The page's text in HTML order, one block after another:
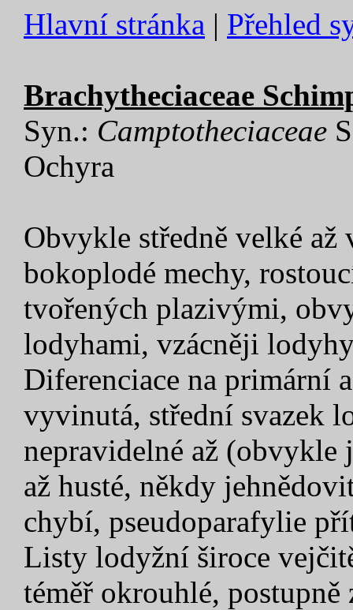
Hlavní stránka | Přehled
Brachytheciaceae
Syn.: Camptotheciaceae
Ochyra
Obvykle středně velké
bokoplodé mechy,
tvořených plazivými,
lodyhami, vzácněji
Diferenciace na primární
vyvinutá, střední svazek
nepravidelné až (obvykle
až husté, někdy
chybí, pseudoparafylie
Listy lodyžní široce
téměř okrouhlé, postupně